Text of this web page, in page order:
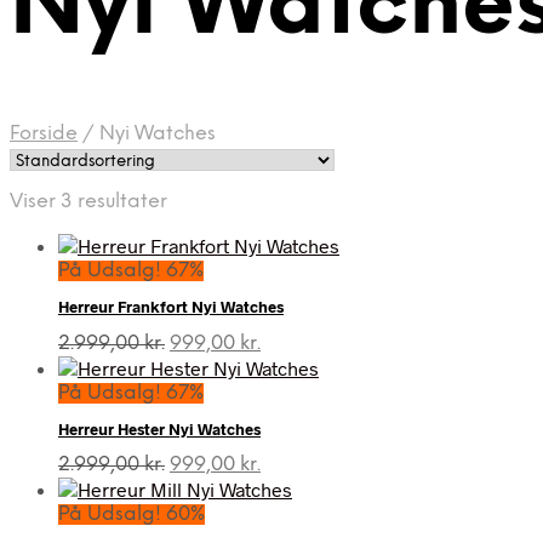
Forside / Nyi Watches
Viser 3 resultater
På Udsalg! 67%
Herreur Frankfort Nyi Watches
2.999,00kr. Den
oprindelige
pris
2.999,00 kr..
999,00 kr.
aktuelle
999,00 kr..
På Udsalg! 67%
Herreur Hester Nyi Watches
2.999,00kr. Den
oprindelige
pris
999,00 kr.
aktuelle
På Udsalg! 60%